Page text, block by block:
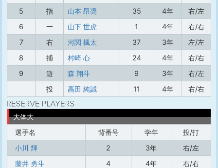
5
指 山本 昂奨 35 4年
右/左
6
一 山下 世虎 1 4年
右/右
7
右 河関 楓太 37 3年
左/左
8
捕 村崎 心 24 4年
右/右
9
遊 森 翔斗 9 3年
右/左
投
高田 純誠 11 4年 右/右
大体大
選手名
背番号 学年
投/打
小川 輝
2 3年
右/左
藤井 勇斗
4 4年
右/右